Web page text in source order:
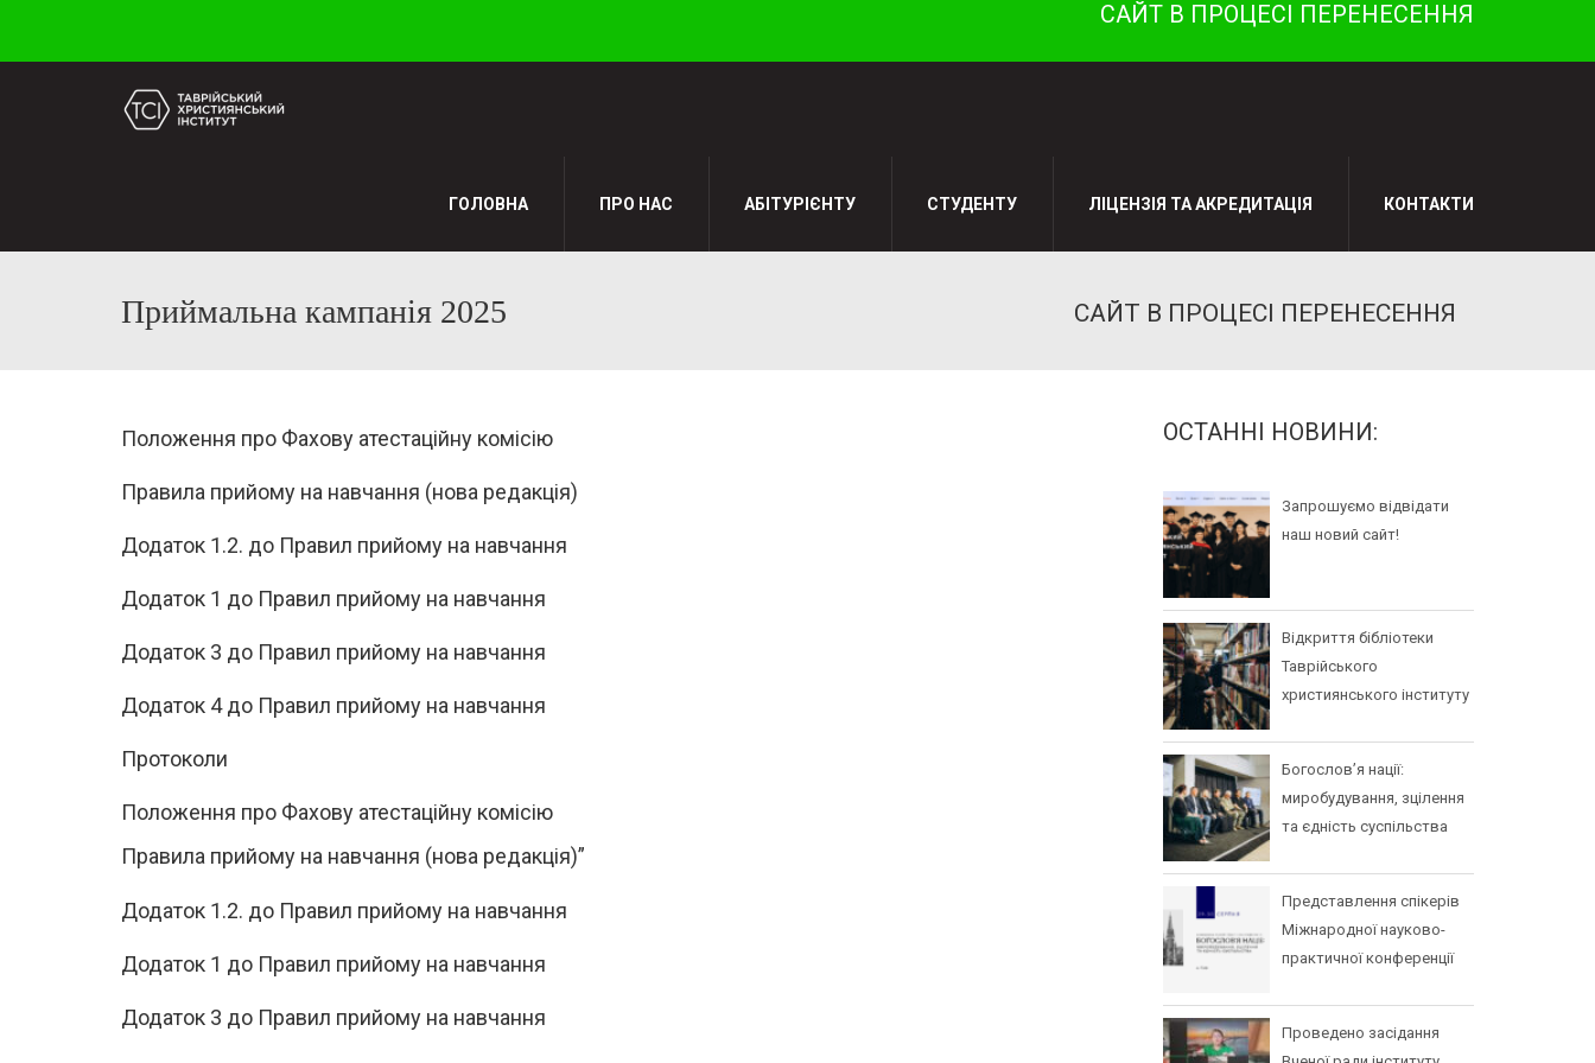
САЙТ В ПРОЦЕСІ ПЕРЕНЕСЕННЯ
ГОЛОВНА ПРО НАС АБІТУРІЄНТУ СТУДЕНТУ ЛІЦЕНЗІЯ ТА АКРЕДИТАЦІЯ КОНТАКТИ
Приймальна кампанія 2025 САЙТ В ПРОЦЕСІ ПЕРЕНЕСЕННЯ
Положення про Фахову атестаційну комісію
Правила прийому на навчання (нова редакція)
Додаток 1.2. до Правил прийому на навчання
Додаток 1 до Правил прийому на навчання
Додаток 3 до Правил прийому на навчання
Додаток 4 до Правил прийому на навчання
Протоколи
Положення про Фахову атестаційну комісію
Правила прийому на навчання (нова редакція)”
Додаток 1.2. до Правил прийому на навчання
Додаток 1 до Правил прийому на навчання
Додаток 3 до Правил прийому на навчання
ОСТАННІ НОВИНИ:
Запрошуємо відвідати
наш новий сайт!
Відкриття бібліотеки
Таврійського
християнського інституту
Богослов’я нації:
миробудування, зцілення
та єдність суспільства
Представлення спікерів
Міжнародної науково-
практичної конференції
Проведено засідання